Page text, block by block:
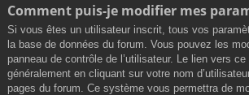
Comment puis-je modifier mes
Si vous êtes un utilisateur inscrit, tous vos
la base de données du forum. Vous pouvez les
panneau de contrôle de l’utilisateur. Le lien vers
généralement en cliquant sur votre nom
pages du forum. Ce système vous permettra de